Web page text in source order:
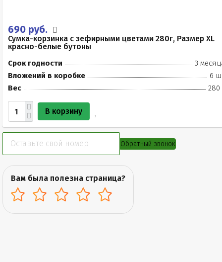
690 руб.
Сумка-корзинка с зефирными цветами 280г, Размер XL
красно-белые бутоны
Срок годности
3
Вложений в коробке
6
Вес
280
В корзину
Обратный звонок
Вам была полезна страница?